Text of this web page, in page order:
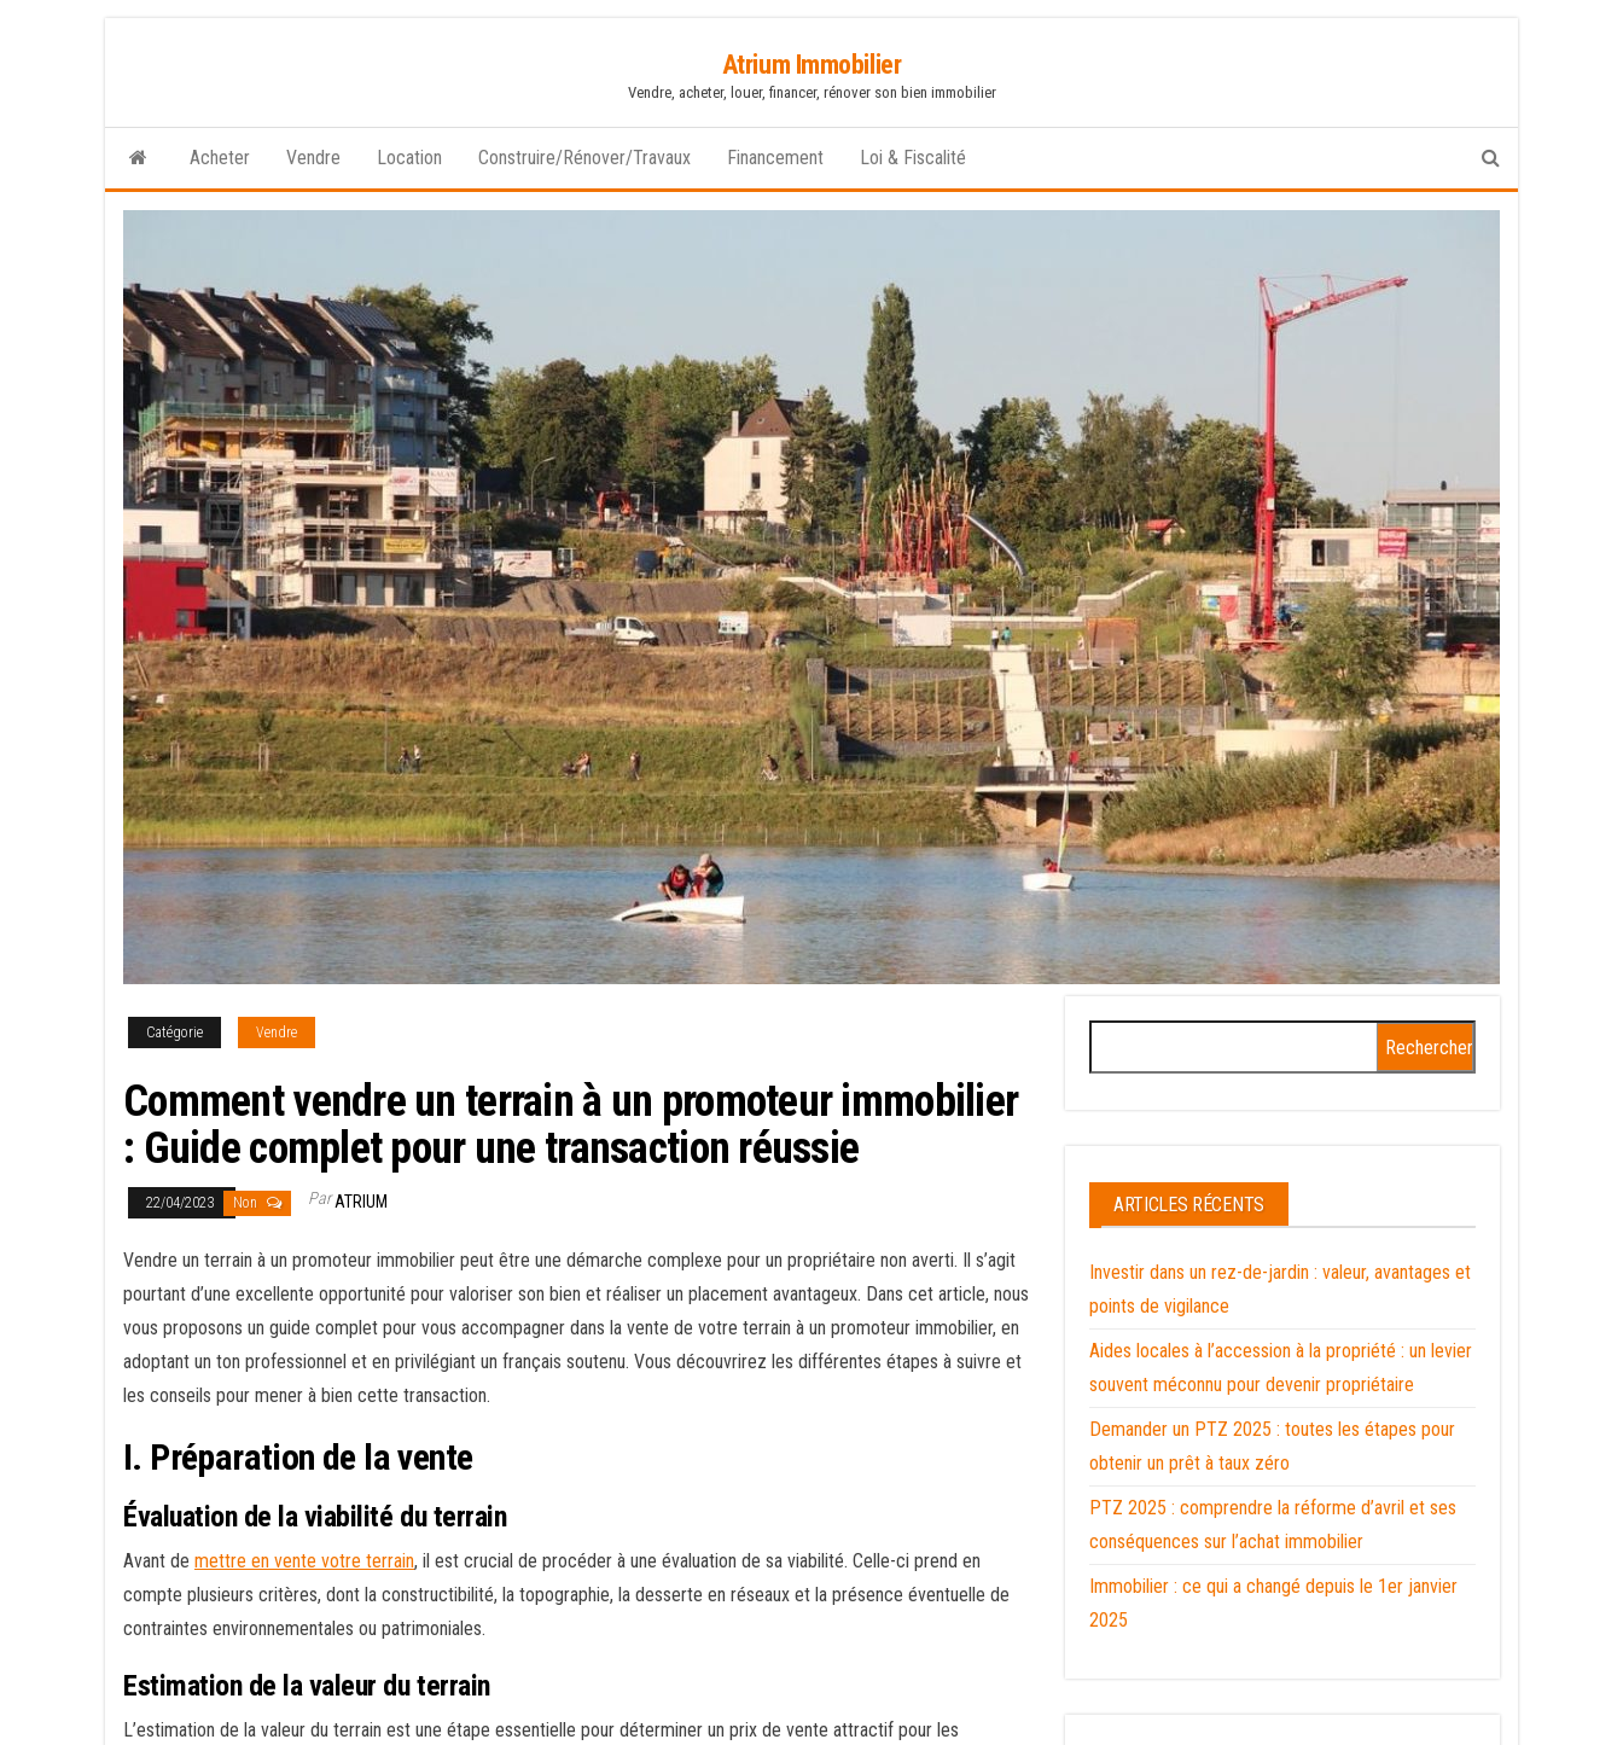
content
Atrium Immobilier
Vendre, acheter, louer, financer, rénover son bien immobilier
Acheter Vendre Location Construire/Rénover/Travaux Financement Loi & Fiscalité
Catégorie Vendre
Comment vendre un terrain à un promoteur immobilier
: Guide complet pour une transaction réussie
22/04/2023 Non ParATRIUM
Vendre un terrain à un promoteur immobilier peut être une démarche complexe pour un propriétaire non averti. Il s’agit
pourtant d’une excellente opportunité pour valoriser son bien et réaliser un placement avantageux. Dans cet article, nous
vous proposons un guide complet pour vous accompagner dans la vente de votre terrain à un promoteur immobilier, en
adoptant un ton professionnel et en privilégiant un français soutenu. Vous découvrirez les différentes étapes à suivre et
les conseils pour mener à bien cette transaction.
I. Préparation de la vente
Évaluation de la viabilité du terrain
Avant de mettre en vente votre terrain, il est crucial de procéder à une évaluation de sa viabilité. Celle-ci prend en
compte plusieurs critères, dont la constructibilité, la topographie, la desserte en réseaux et la présence éventuelle de
contraintes environnementales ou patrimoniales.
Estimation de la valeur du terrain
L’estimation de la valeur du terrain est une étape essentielle pour déterminer un prix de vente attractif pour les
ARTICLES RÉCENTS
Investir dans un rez-de-jardin : valeur, avantages et
points de vigilance
Aides locales à l’accession à la propriété : un levier
souvent méconnu pour devenir propriétaire
Demander un PTZ 2025 : toutes les étapes pour
obtenir un prêt à taux zéro
PTZ 2025 : comprendre la réforme d’avril et ses
conséquences sur l’achat immobilier
Immobilier : ce qui a changé depuis le 1er janvier
2025